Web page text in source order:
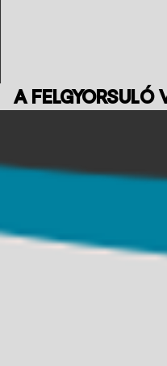
A felgyorsuló